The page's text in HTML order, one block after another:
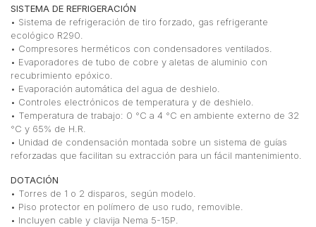
SISTEMA DE REFRIGERACIÓN
• Sistema de refrigeración de tiro forzado, gas refrigerante
ecológico R290.
• Compresores herméticos con condensadores ventilados.
• Evaporadores de tubo de cobre y aletas de aluminio con
recubrimiento epóxico.
• Evaporación automática del agua de deshielo.
• Controles electrónicos de temperatura y de deshielo.
• Temperatura de trabajo: 0 °C a 4 °C en ambiente externo de 32
°C y 65% de H.R.
• Unidad de condensación montada sobre un sistema de guías
reforzadas que facilitan su extracción para un fácil mantenimiento.
DOTACIÓN
• Torres de 1 o 2 disparos, según modelo.
• Piso protector en polímero de uso rudo, removible.
• Incluyen cable y clavija Nema 5-15P.